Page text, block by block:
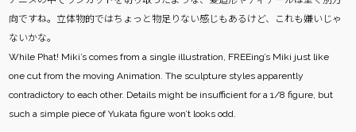
向ですね。立体物的ではちょっと物足りない感じもあるけど、これも嫌いじゃ
ないかな。
While Phat! Miki’s comes from a single illustration, FREEing’s Miki just like
one cut from the moving Animation. The sculpture styles apparently
contradictory to each other. Details might be insufficient for a 1/8 figure, but
such a simple piece of Yukata figure won’t looks odd.